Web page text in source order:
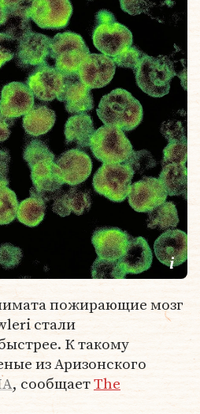
пожирающие мозг
стали
К такому
из Аризонского
, сообщаетThe